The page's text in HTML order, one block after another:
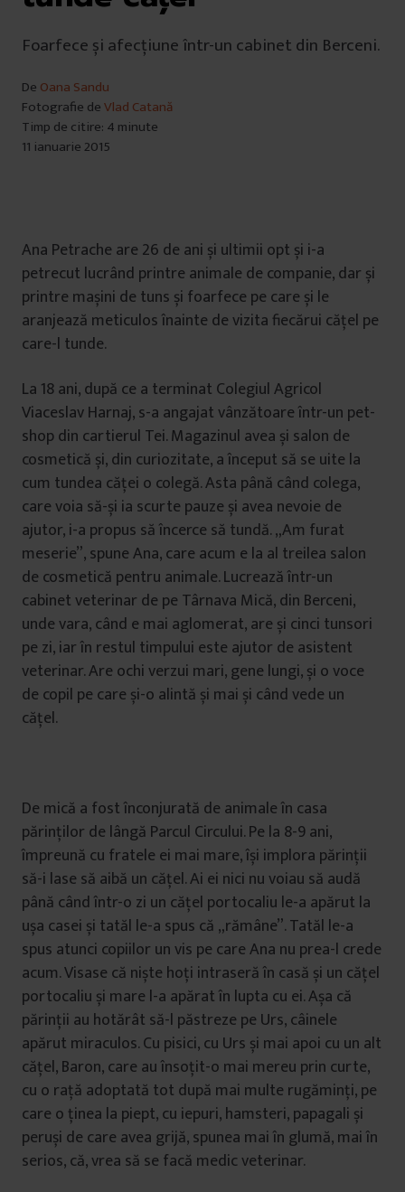
Foarfece și afecțiune într-un cabinet din Berceni.
De Oana Sandu
Fotografie deVlad Catană
Timp de citire: 4 minute
11 ianuarie 2015
Ana Petrache are 26 de ani și ultimii opt și i-a
petrecut lucrând printre animale de companie, dar și
printre mașini de tuns și foarfece pe care și le
aranjează meticulos înainte de vizita fiecărui cățel pe
care-l tunde.
La 18 ani, după ce a terminat Colegiul Agricol
Viaceslav Harnaj, s-a angajat vânzătoare într-un pet-
shop din cartierul Tei. Magazinul avea și salon de
cosmetică și, din curiozitate, a început să se uite la
cum tundea căței o colegă. Asta până când colega,
care voia să-și ia scurte pauze și avea nevoie de
ajutor, i-a propus să încerce să tundă. „Am furat
meserie”, spune Ana, care acum e la al treilea salon
de cosmetică pentru animale. Lucrează într-un
cabinet veterinar de pe Târnava Mică, din Berceni,
unde vara, când e mai aglomerat, are și cinci tunsori
pe zi, iar în restul timpului este ajutor de asistent
veterinar. Are ochi verzui mari, gene lungi, și o voce
de copil pe care și-o alintă și mai și când vede un
cățel.
De mică a fost înconjurată de animale în casa
părinților de lângă Parcul Circului. Pe la 8-9 ani,
împreună cu fratele ei mai mare, își implora părinții
să-i lase să aibă un cățel. Ai ei nici nu voiau să audă
până când într-o zi un cățel portocaliu le-a apărut la
ușa casei și tatăl le-a spus că „rămâne”. Tatăl le-a
spus atunci copiilor un vis pe care Ana nu prea-l crede
acum. Visase că niște hoți intraseră în casă și un cățel
portocaliu și mare l-a apărat în lupta cu ei. Așa că
părinții au hotărât să-l păstreze pe Urs, câinele
apărut miraculos. Cu pisici, cu Urs și mai apoi cu un alt
cățel, Baron, care au însoțit-o mai mereu prin curte,
cu o rață adoptată tot după mai multe rugăminți, pe
care o ținea la piept, cu iepuri, hamsteri, papagali și
peruși de care avea grijă, spunea mai în glumă, mai în
serios, că, vrea să se facă medic veterinar.